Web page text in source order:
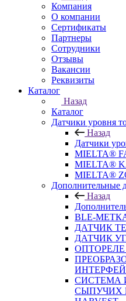
Компания
О компании
Сертификаты
Партнеры
Сотрудники
Отзывы
Вакансии
Реквизиты
Каталог
Назад
Каталог
Датчики уровня
Назад
Датчики
MIELTA®
MIELTA®
MIELTA®
Дополнительные
Назад
BLE-
ДАТЧИК
ДАТЧИК
ОПТОРЕЛЕ
СИСТЕМА
СЫПУЧИХ